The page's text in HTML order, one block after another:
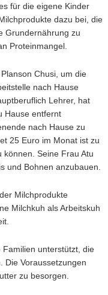
für die eigene Kinder
dazu bei, die
Grundernährung zu
Proteinmangel.
Chusi, um die
nach Hause
Lehrer, hat
Hause entfernt
nach Hause zu
25 Euro im Monat ist zu
Seine Frau Atu
und Bohnen anzubauen.
Milchprodukte
Milchkuh als Arbeitskuh
unterstützt, die
Die Voraussetzungen
zu besorgen.